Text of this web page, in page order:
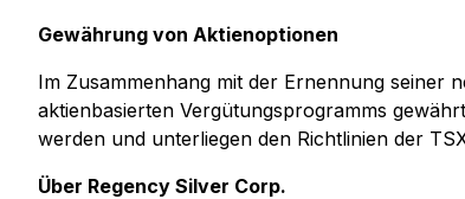
Gewährung von Aktienoptionen
Im Zusammenhang mit der Ernennung seiner
aktienbasierten Vergütungsprogramms
werden und unterliegen den Richtlinien der
Über Regency Silver Corp.